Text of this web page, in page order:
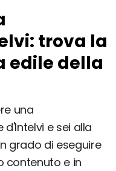
trova la
edile della
una
e sei alla
grado di eseguire
contenuto e in